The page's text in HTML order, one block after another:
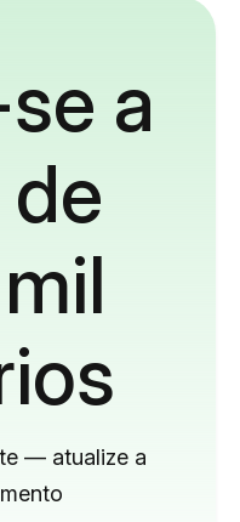
a
— atualize a